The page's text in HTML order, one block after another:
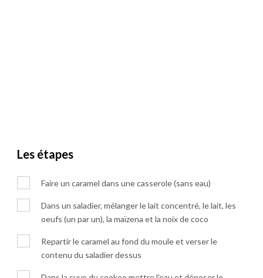
Les étapes
Faire un caramel dans une casserole (sans eau)
Dans un saladier, mélanger le lait concentré, le lait, les
oeufs (un par un), la maïzena et la noix de coco
Repartir le caramel au fond du moule et verser le
contenu du saladier dessus